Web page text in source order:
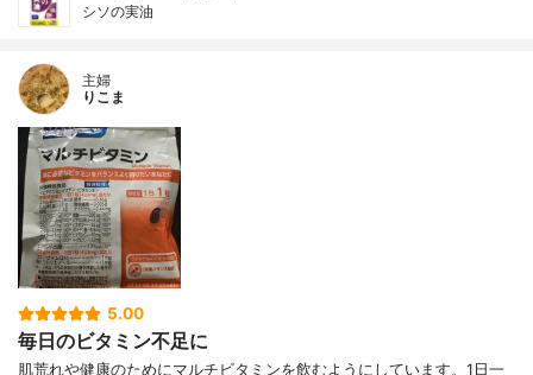
シソの実油
主婦
りこま
5.00
毎日のビタミン不足に
肌荒れや健康のためにマルチビタミンを飲むようにしています。1日一